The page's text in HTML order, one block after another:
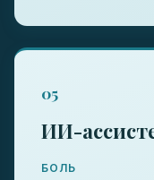
05
ИИ-
БОЛЬ